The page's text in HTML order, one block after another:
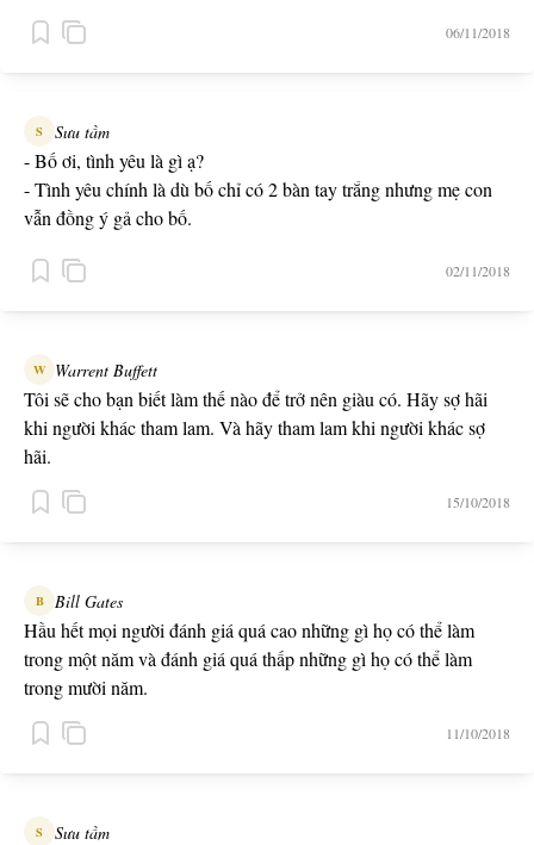
06/11/2018
S Sưu tầm
- Bố ơi, tình yêu là gì ạ?
- Tình yêu chính là dù bố chỉ có 2 bàn tay trắng nhưng mẹ con
vẫn đồng ý gả cho bố.
- Tình thân chính là mẹ con sẽ không bao giờ đồng ý cho con
02/11/2018
W Warrent Buffett
Tôi sẽ cho bạn biết làm thế nào để trở nên giàu có. Hãy sợ hãi
khi người khác tham lam. Và hãy tham lam khi người khác sợ
hãi.
15/10/2018
B Bill Gates
Hầu hết mọi người đánh giá quá cao những gì họ có thể làm
trong một năm và đánh giá quá thấp những gì họ có thể làm
trong mười năm.
11/10/2018
S Sưu tầm